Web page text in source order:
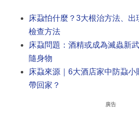
床蝨怕什麼？3大根治方法、出
檢查方法
床蝨問題：酒精或成為滅蟲新
隨身物
床蝨來源｜6大酒店家中防蝨
帶回家？
廣告